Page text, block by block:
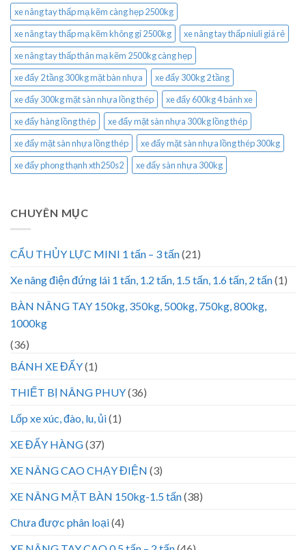
xe nâng tay thấp mạ kẽm càng hẹp 2500kg
xe nâng tay thấp mạ kẽm không gỉ 2500kg
xe nâng tay thấp niuli giá rẻ
xe nâng tay thấp thân mạ kẽm 2500kg càng hẹp
xe đẩy 2 tầng 300kg mặt bàn nhựa
xe đẩy 300kg 2 tầng
xe đẩy 300kg mặt sàn nhựa lồng thép
xe đẩy 600kg 4 bánh xe
xe đẩy hàng lồng thép
xe đẩy mặt sàn nhựa 300kg lồng thép
xe đẩy mặt sàn nhựa lồng thép
xe đẩy mặt sàn nhựa lồng thép 300kg
xe đẩy phong thạnh xth250s2
xe đẩy sàn nhựa 300kg
CHUYÊN MỤC
CẨU THỦY LỰC MINI 1 tấn – 3 tấn(21)
Xe nâng điện đứng lái 1 tấn, 1.2 tấn, 1.5 tấn, 1.6 tấn, 2 tấn(1)
BÀN NÂNG TAY 150kg, 350kg, 500kg, 750kg, 800kg,
1000kg
(36)
BÁNH XE ĐẨY(1)
THIẾT BỊ NÂNG PHUY(36)
Lốp xe xúc, đào, lu, ủi(1)
XE ĐẨY HÀNG(37)
XE NÂNG CAO CHẠY ĐIỆN (3)
XE NÂNG MẶT BÀN 150kg-1.5 tấn(38)
Chưa được phân loại(4)